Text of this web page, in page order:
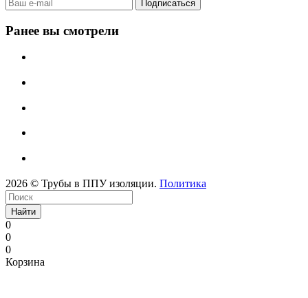
Ранее вы смотрели
2026 © Трубы в ППУ изоляции. Политика
Найти
0
0
0
Корзина